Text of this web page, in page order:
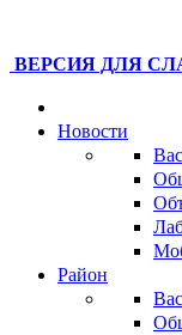
ВЕРСИЯ ДЛЯ
Новости
Район